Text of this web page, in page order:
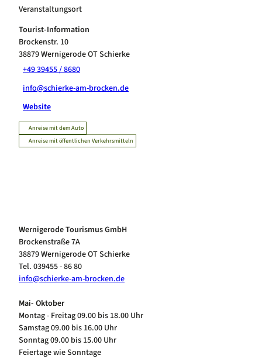
Veranstaltungsort
Tourist-Information
Brockenstr. 10
38879Wernigerode OT Schierke
+49 39455 / 8680
info@schierke-am-brocken.de
Website
Anreise mit dem Auto
Anreise mit öffentlichen Verkehrsmitteln
Wernigerode Tourismus GmbH
Brockenstraße 7A
38879 Wernigerode OT Schierke
Tel. 039455 - 86 80
info@schierke-am-brocken.de
Mai- Oktober
Montag - Freitag 09.00 bis 18.00 Uhr
Samstag 09.00 bis 16.00 Uhr
Sonntag 09.00 bis 15.00 Uhr
Feiertage wie Sonntage